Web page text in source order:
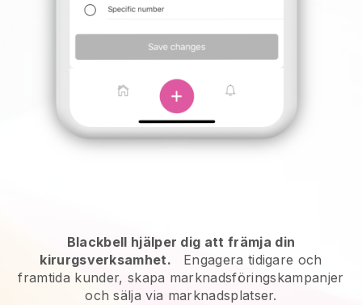
Blackbell hjälper dig att främja din
kirurgsverksamhet.
Engagera tidigare och
framtida kunder, skapa marknadsföringskampanjer
och sälja via marknadsplatser.